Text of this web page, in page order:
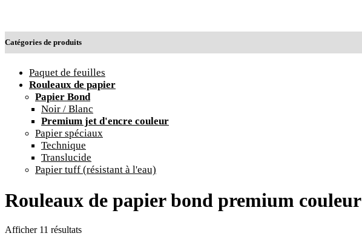
Catégories de produits
Paquet de feuilles
Rouleaux de papier
Papier Bond
Noir / Blanc
Premium jet d'encre couleur
Papier spéciaux
Technique
Translucide
Papier tuff (résistant à l'eau)
Rouleaux de papier bond premium couleur
Afficher 11 résultats